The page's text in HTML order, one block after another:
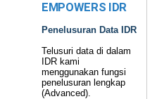
EMPOWERS IDR
Penelusuran Data IDR
Telusuri data di dalam
IDR kami
menggunakan fungsi
penelusuran lengkap
(Advanced).